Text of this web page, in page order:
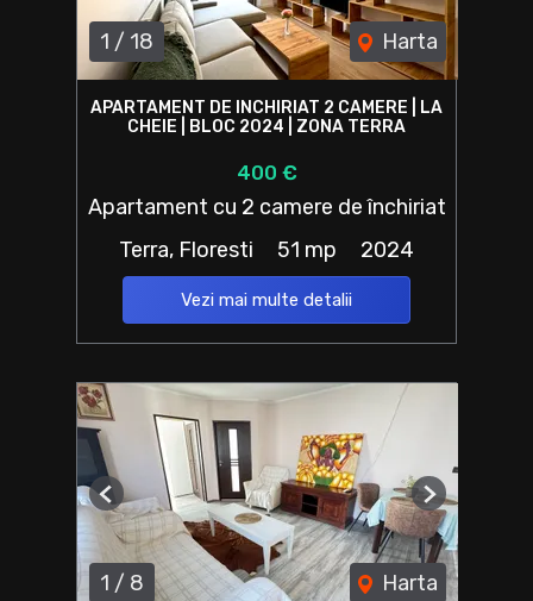
1 / 18 Harta
APARTAMENT DE INCHIRIAT 2 CAMERE | LA
CHEIE | BLOC 2024 | ZONA TERRA
400 €
Apartament cu 2 camere de închiriat
Terra, Floresti
51 mp 2024
Vezi mai multe detalii
1 / 8 Harta
Previous Next